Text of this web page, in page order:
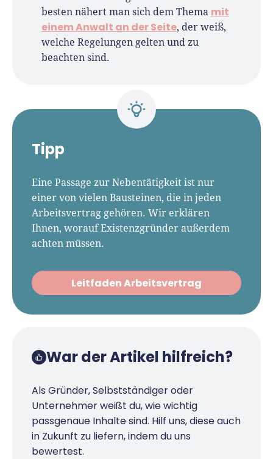
besten nähert man sich dem Thema mit
einem Anwalt an der Seite, der weiß,
welche Regelungen gelten und zu
beachten sind.
Tipp
Eine Passage zur Nebentätigkeit ist nur
einer von vielen Bausteinen, die in jeden
Arbeitsvertrag gehören. Wir erklären
Ihnen, worauf Existenzgründer außerdem
achten müssen.
Leitfaden Arbeitsvertrag
War der Artikel hilfreich?
Als Gründer, Selbstständiger oder
Unternehmer weißt du, wie wichtig
passgenaue Inhalte sind. Hilf uns, diese auch
in Zukunft zu liefern, indem du uns
bewertest.